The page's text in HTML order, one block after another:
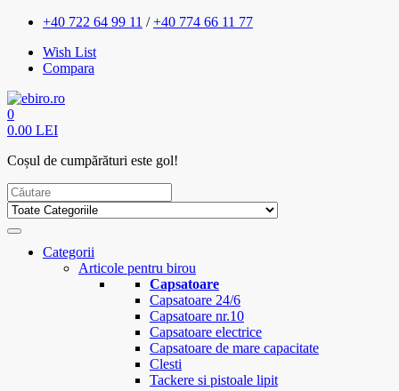
+40 722 64 99 11 /+40 774 66 11 77
Wish List
Compara
0
0.00 LEI
Coșul de cumpărături este gol!
Categorii
Articole pentru birou
Capsatoare
Capsatoare 24/6
Capsatoare nr.10
Capsatoare electrice
Capsatoare de mare capacitate
Clesti
Tackere si pistoale lipit